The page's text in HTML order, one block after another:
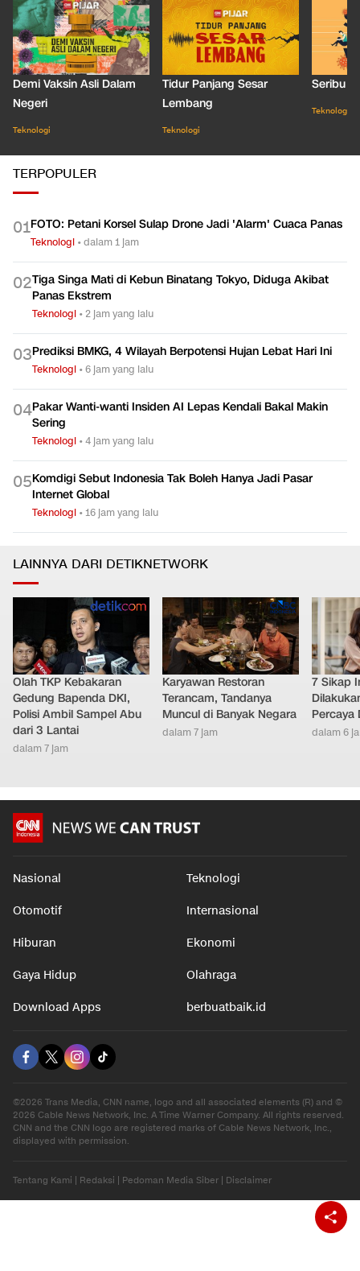
Demi Vaksin Asli Dalam
Negeri
Teknologi
Tidur Panjang Sesar
Lembang
Teknologi
Seribu
Teknologi
TERPOPULER
01FOTO: Petani Korsel Sulap Drone Jadi 'Alarm' Cuaca Panas
Teknologi •dalam 1 jam
02Tiga Singa Mati di Kebun Binatang Tokyo, Diduga Akibat
Panas Ekstrem
Teknologi •2 jam yang lalu
03Prediksi BMKG, 4 Wilayah Berpotensi Hujan Lebat Hari Ini
Teknologi •6 jam yang lalu
04Pakar Wanti-wanti Insiden AI Lepas Kendali Bakal Makin
Sering
Teknologi •4 jam yang lalu
05Komdigi Sebut Indonesia Tak Boleh Hanya Jadi Pasar
Internet Global
Teknologi •16 jam yang lalu
LAINNYA DARI DETIKNETWORK
Olah TKP Kebakaran
Gedung Bapenda DKI,
Polisi Ambil Sampel Abu
dari 3 Lantai
dalam 7 jam
Karyawan Restoran
Terancam, Tandanya
Muncul di Banyak Negara
dalam 7 jam
7 Sikap
Percaya
dalam 6
Nasional Teknologi
Otomotif Internasional
Hiburan Ekonomi
Gaya Hidup Olahraga
Download Apps berbuatbaik.id
©2026 Trans Media, CNN name, logo and all associated elements (R) and ©
2026 Cable News Network, Inc. A Time Warner Company. All rights reserved.
CNN and the CNN logo are registered marks of Cable News Network, Inc.,
displayed with permission.
Tentang Kami | Redaksi | Pedoman Media Siber | Disclaimer